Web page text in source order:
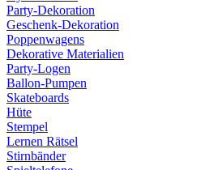
Party-Dekoration
Geschenk-Dekoration
Poppenwagens
Dekorative Materialien
Party-Logen
Ballon-Pumpen
Skateboards
Hüte
Stempel
Lernen Rätsel
Stirnbänder